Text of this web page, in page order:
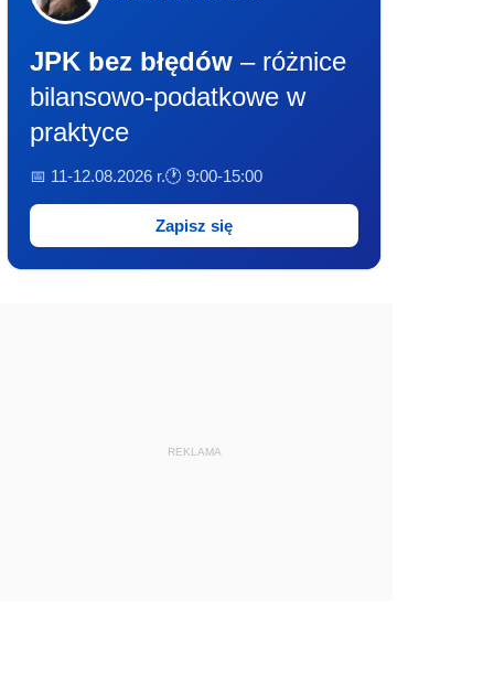
JPK bez błędów – różnice
bilansowo-podatkowe w
praktyce
📅 11-12.08.2026 r.🕐 9:00-15:00
Zapisz się
REKLAMA